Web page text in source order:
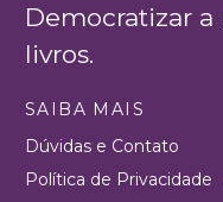
Democratizar
livros.
SAIBA MAIS
Dúvidas e Contato
Política de Privacidade